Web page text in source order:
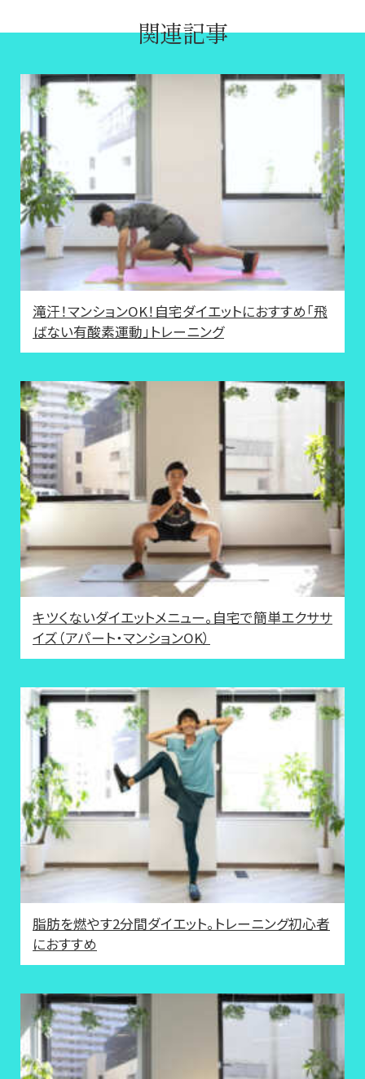
関連記事
滝汗！マンションOK！自宅ダイエットにおすすめ「飛
ばない有酸素運動」トレーニング
キツくないダイエットメニュー。自宅で簡単エクササ
イズ（アパート・マンションOK）
脂肪を燃やす2分間ダイエット。トレーニング初心者
におすすめ